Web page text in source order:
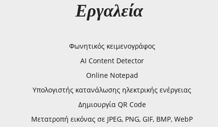
Εργαλεία
Φωνητικός κειμενογράφος
AI Content Detector
Online Notepad
Υπολογιστής κατανάλωσης ηλεκτρικής ενέργειας
Δημιουργία QR Code
Μετατροπή εικόνας σε JPEG, PNG, GIF, BMP, WebP